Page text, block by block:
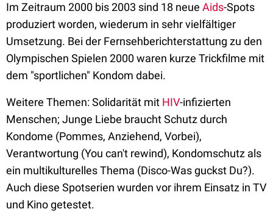
Im Zeitraum 2000 bis 2003 sind 18 neue Aids-Spots
produziert worden, wiederum in sehr vielfältiger
Umsetzung. Bei der Fernsehberichterstattung zu den
Olympischen Spielen 2000 waren kurze Trickfilme mit
dem "sportlichen" Kondom dabei.
Weitere Themen: Solidarität mit HIV-infizierten
Menschen; Junge Liebe braucht Schutz durch
Kondome (Pommes, Anziehend, Vorbei),
Verantwortung (You can't rewind), Kondomschutz als
ein multikulturelles Thema (Disco-Was guckst Du?).
Auch diese Spotserien wurden vor ihrem Einsatz in TV
und Kino getestet.